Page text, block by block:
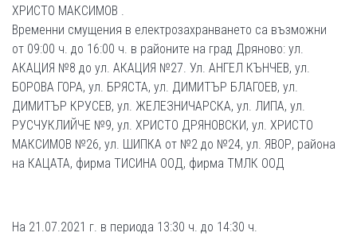
ХРИСТО МАКСИМОВ .
Временни смущения в електрозахранването са възможни
от 09:00 ч. до 16:00 ч. в районите на град Дряново: ул.
АКАЦИЯ №8 до ул. АКАЦИЯ №27. Ул. АНГЕЛ КЪНЧЕВ, ул.
БОРОВА ГОРА, ул. БРЯСТА, ул. ДИМИТЪР БЛАГОЕВ, ул.
ДИМИТЪР КРУСЕВ, ул. ЖЕЛЕЗНИЧАРСКА, ул. ЛИПА, ул.
РУСЧУКЛИЙЧЕ №9, ул. ХРИСТО ДРЯНОВСКИ, ул. ХРИСТО
МАКСИМОВ №26, ул. ШИПКА от №2 до №24, ул. ЯВОР, района
на КАЦАТА, фирма ТИСИНА ООД, фирма ТМЛК ООД
На 21.07.2021 г. в периода 13:30 ч. до 14:30 ч.